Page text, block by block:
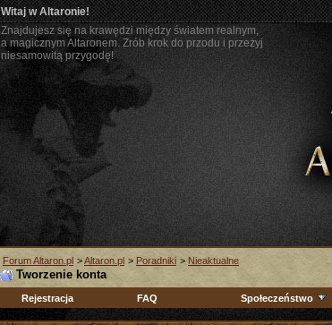
Witaj w Altaronie!
Znajdujesz się na krawędzi między światem realnym,
a magicznym Altaronem. Zrób krok do przodu i przeżyj
niesamowitą przygodę!
Forum Altaron.pl >Altaron.pl > Poradniki > Nieaktualne
Tworzenie konta
Rejestracja FAQ Społeczeństwo